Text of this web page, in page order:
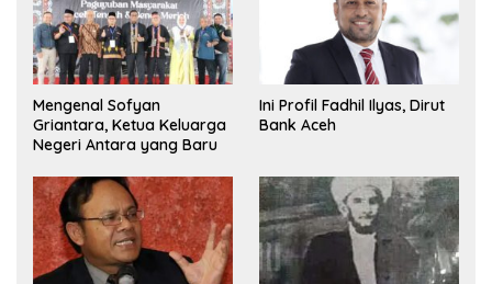
Mengenal Sofyan
Griantara, Ketua Keluarga
Negeri Antara yang Baru
Ini Profil Fadhil Ilyas, Dirut
Bank Aceh